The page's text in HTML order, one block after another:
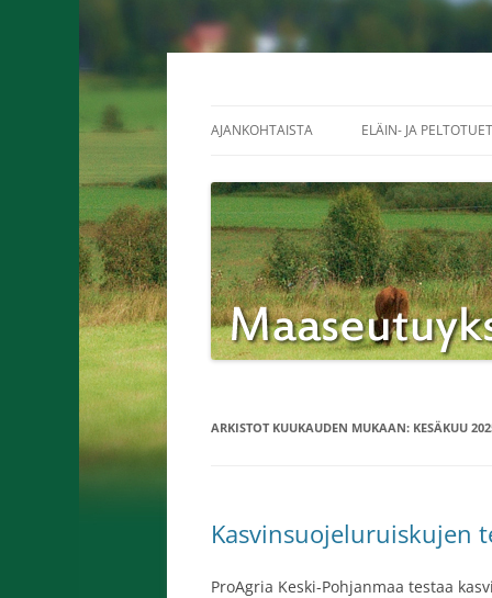
Siirry
AJANKOHTAISTA ELÄIN- JA PELTOTUET
ARKISTOT KUUKAUDEN MUKAAN: KESÄKUU
Kasvinsuojeluruiskujen
ProAgria Keski-Pohjanmaa testaa